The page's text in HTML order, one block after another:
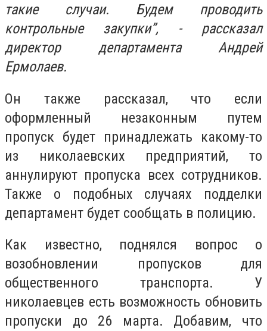
такие случаи. Будем проводить
контрольные закупки”, - рассказал
директор департамента Андрей
Ермолаев.
Он также рассказал, что если
оформленный незаконным путем
пропуск будет принадлежать какому-то
из николаевских предприятий, то
аннулируют пропуска всех сотрудников.
Также о подобных случаях подделки
департамент будет сообщать в полицию.
Как известно, поднялся вопрос о
возобновлении пропусков для
общественного транспорта. У
николаевцев есть возможность обновить
пропуски до 26 марта. Добавим, что